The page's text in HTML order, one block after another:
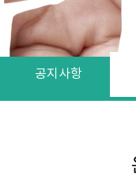
공지사항